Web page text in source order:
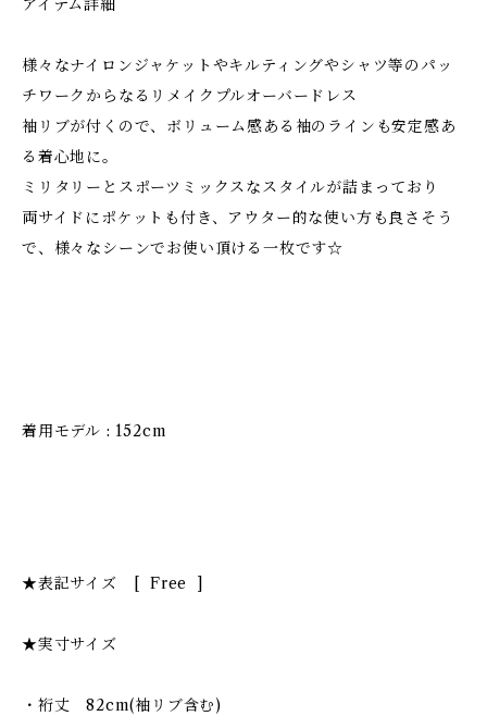
アイテム詳細
様々なナイロンジャケットやキルティングやシャツ等のパッ
チワークからなるリメイクプルオーバードレス
袖リブが付くので、ボリューム感ある袖のラインも安定感あ
る着心地に。
ミリタリーとスポーツミックスなスタイルが詰まっており
両サイドにポケットも付き、アウター的な使い方も良さそう
で、様々なシーンでお使い頂ける一枚です☆
着用モデル : 152cm
★表記サイズ [ Free ]
★実寸サイズ
・裄丈 82cm(袖リブ含む)